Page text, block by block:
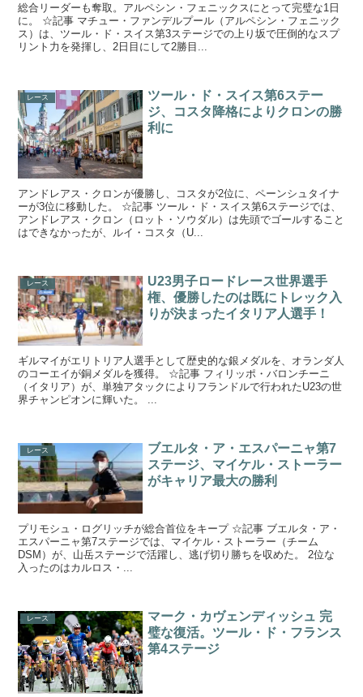
総合リーダーも奪取。アルペシン・フェニックスにとって完璧な1日
に。 ☆記事 マチュー・ファンデルプール（アルペシン・フェニック
ス）は、ツール・ド・スイス第3ステージでの上り坂で圧倒的なスプ
リント力を発揮し、2日目にして2勝目...
レース
ツール・ド・スイス第6ステー
ジ、コスタ降格によりクロンの勝
利に
アンドレアス・クロンが優勝し、コスタが2位に、ペーンシュタイナ
ーが3位に移動した。 ☆記事 ツール・ド・スイス第6ステージでは、
アンドレアス・クロン（ロット・ソウダル）は先頭でゴールすること
はできなかったが、ルイ・コスタ（U...
レース
U23男子ロードレース世界選手
権、優勝したのは既にトレック入
りが決まったイタリア人選手！
ギルマイがエリトリア人選手として歴史的な銀メダルを、オランダ人
のコーエイが銅メダルを獲得。 ☆記事 フィリッポ・バロンチーニ
（イタリア）が、単独アタックによりフランドルで行われたU23の世
界チャンピオンに輝いた。 ...
レース
ブエルタ・ア・エスパーニャ第7
ステージ、マイケル・ストーラー
がキャリア最大の勝利
プリモシュ・ログリッチが総合首位をキープ ☆記事 ブエルタ・ア・
エスパーニャ第7ステージでは、マイケル・ストーラー（チーム
DSM）が、山岳ステージで活躍し、逃げ切り勝ちを収めた。 2位な
入ったのはカルロス・...
レース
マーク・カヴェンディッシュ 完
璧な復活。ツール・ド・フランス
第4ステージ